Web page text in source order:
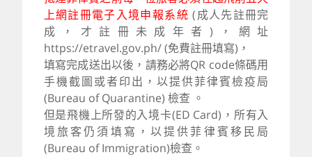
上網註冊電子入境申報系統(成人先註冊完
成，才註冊未成年者)，網址
https://etravel.gov.ph/ (免費註冊填寫)，
填寫完成送出以後，請務必將QR code條碼用
手機截圖或者印出，以提供菲律賓檢疫局
(Bureau of Quarantine) 檢查 。
但是飛機上所發的入境卡(ED Card)，所有入
境旅客仍須填寫，以提供菲律賓移民局
(Bureau of Immigration)檢查。